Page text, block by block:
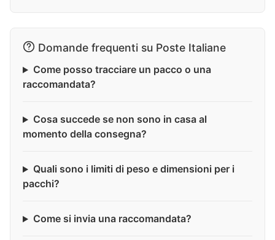
Domande frequenti su Poste Italiane
Come posso tracciare un pacco o una
raccomandata?
Cosa succede se non sono in casa al
momento della consegna?
Quali sono i limiti di peso e dimensioni per i
pacchi?
Come si invia una raccomandata?